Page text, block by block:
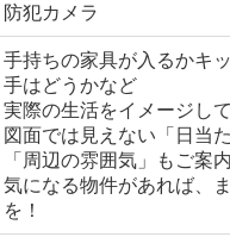
防犯カメラ
手持ちの家具が入るかキ
手はどうかなど
実際の生活をイメージし
図面では見えない「日当
「周辺の雰囲気」もご案
気になる物件があれば、
を！